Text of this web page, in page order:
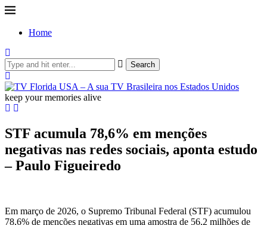
Home
Search
keep your memories alive
STF acumula 78,6% em menções
negativas nas redes sociais, aponta estudo
– Paulo Figueiredo
Em março de 2026, o Supremo Tribunal Federal (STF) acumulou
78,6% de menções negativas em uma amostra de 56,2 milhões de